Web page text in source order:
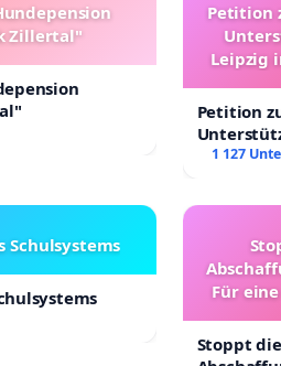
Zillertal"
Petition
Leipzig
Petition
Leipzig
1 127
Schulsystems
Für
Stoppt